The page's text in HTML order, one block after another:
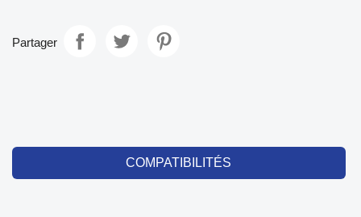
Partager
COMPATIBILITÉS